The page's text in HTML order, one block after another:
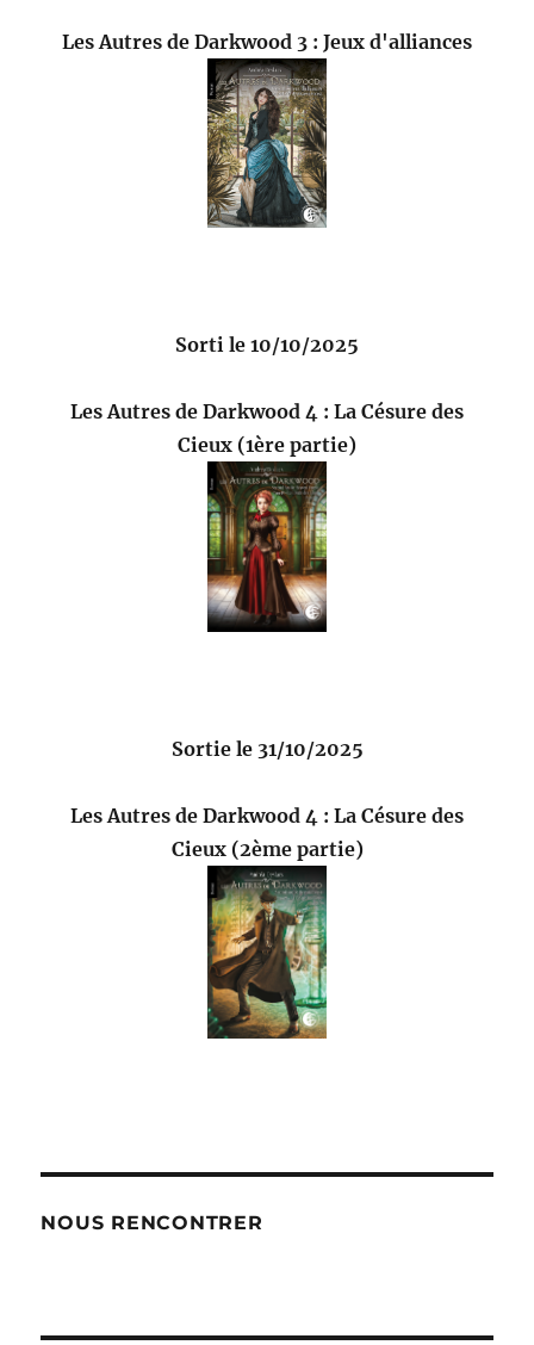
Les Autres de Darkwood 3 : Jeux d'alliances
Sorti le 10/10/2025
Les Autres de Darkwood 4 : La Césure des
Cieux (1ère partie)
Sortie le 31/10/2025
Les Autres de Darkwood 4 : La Césure des
Cieux (2ème partie)
NOUS RENCONTRER